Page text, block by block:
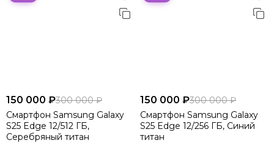
150 000 ₽300 000 ₽
Смартфон Samsung Galaxy
S25 Edge 12/512 ГБ,
Серебряный титан
150 000 ₽300 000 ₽
Смартфон Samsung Galaxy
S25 Edge 12/256 ГБ, Синий
титан